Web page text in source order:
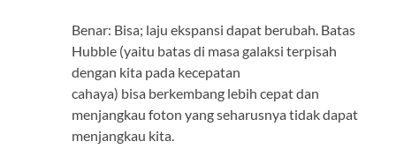
Benar: Bisa; laju ekspansi dapat berubah. Batas
Hubble (yaitu batas di masa galaksi terpisah
dengan kita pada kecepatan
cahaya) bisa berkembang lebih cepat dan
menjangkau foton yang seharusnya tidak dapat
menjangkau kita.